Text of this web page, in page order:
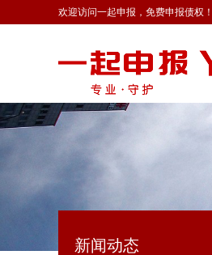
欢迎访问一起申报，免费申报债权！
新闻动态